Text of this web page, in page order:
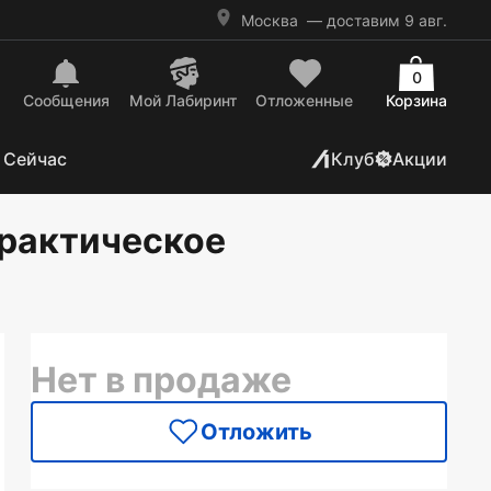
Москва — доставим 9 авг.
Сообщения Mой Лабиринт Отложенные Корзина
0
Клуб Акции
Нет в продаже
Отложить